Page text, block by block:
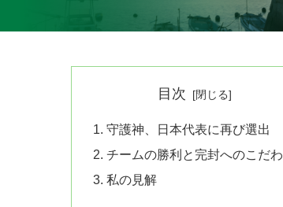
目次
守護神、日本代表に再び選出
チームの勝利と完封へのこだわ
私の見解